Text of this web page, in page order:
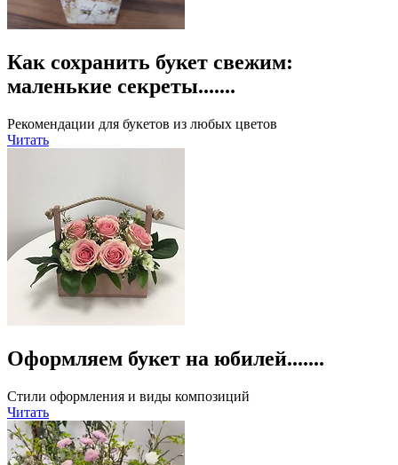
Как сохранить букет свежим:
маленькие секреты.......
Рекомендации для букетов из любых цветов
Читать
Оформляем букет на юбилей.......
Стили оформления и виды композиций
Читать